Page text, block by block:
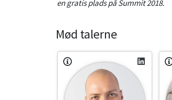
en gratis plads på Summit 2018.
Mød talerne